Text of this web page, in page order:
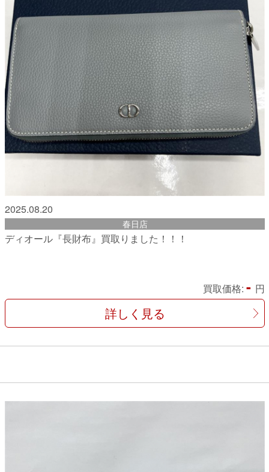
2025.08.20
春日店
ディオール『長財布』買取りました！！！
買取価格: - 円
詳しく見る